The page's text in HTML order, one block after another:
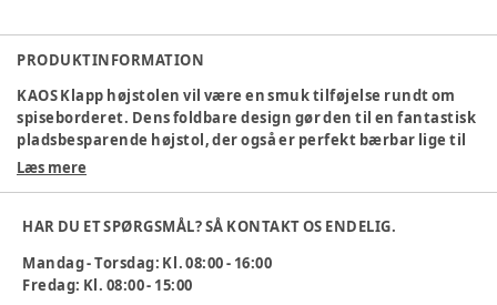
PRODUKTINFORMATION
KAOS Klapp højstolen vil være en smuk tilføjelse rundt om
spiseborderet. Dens foldbare design gør den til en fantastisk
pladsbesparende højstol, der også er perfekt bærbar lige til
at tage med sig. De faste stigetrin er unikke og gør det nemt
hviler benene naturligt ved de forskellige trin, når de
æsken. Bare fold stolen ud, klik sædet i låseposition, og den
er klar til brug. Den er nem at holde ren på grund af dens
Læs mere
HAR DU ET SPØRGSMÅL? SÅ KONTAKT OS ENDELIG.
Mandag - Torsdag: Kl. 08:00 - 16:00
Fredag: Kl. 08:00 - 15:00